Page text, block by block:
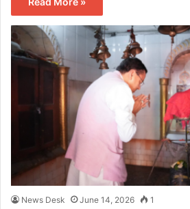
News Desk June 14, 2026 1